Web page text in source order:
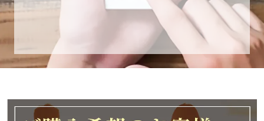
下記期間を年末年始休業とさせて頂きます。
2025年12月25日(木)～2026年1月8日(木)
2026年1月9日(金)以降、順次対応させて頂きま
す。